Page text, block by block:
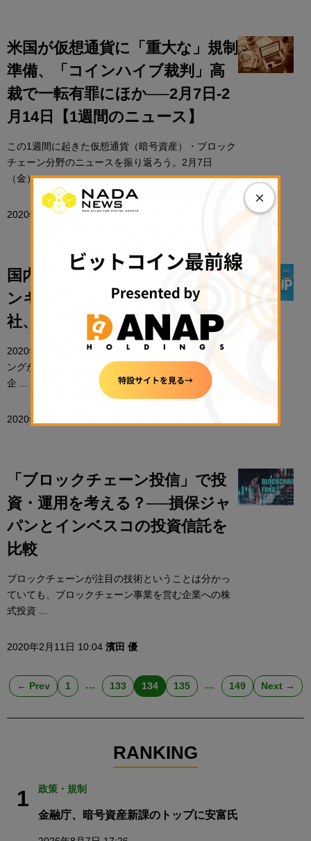
米国が仮想通貨に「重大な」規制
準備、「コインハイブ裁判」高
裁で一転有罪にほか──2月7日-2
月14日【1週間のニュース】
この1週間に起きた仮想通貨（暗号資産）・ブロック
チェーン分野のニュースを振り返ろう。2月7日
（金） ...
2020年2月15日 12:04 小西 雄志
国内スタートアップ時価総額ラ
ンキング20──フィンテックは4
社、リキッドやPaidyほか
2020年2月時点でのスタートアップ時価総額ランキ
ングがまとまった。仮想通貨・フィンテック分野の
企 ...
2020年2月13日 07:05
「ブロックチェーン投信」で投
資・運用を考える？──損保ジャ
パンとインベスコの投資信託を
比較
ブロックチェーンが注目の技術ということは分かっ
ていても、ブロックチェーン事業を営む企業への株
式投資 ...
2020年2月11日 10:04 濱田 優
← Prev 1 … 133 134 135 … 149 Next →
RANKING
1 政策・規制
金融庁、暗号資産新課のトップに安富氏
×